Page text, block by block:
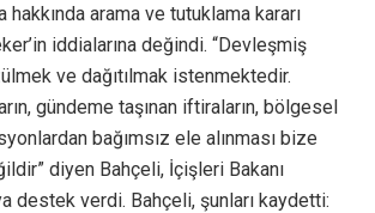
hakkında arama ve tutuklama kararı
iddialarına değindi. “Devleşmiş
ve dağıtılmak istenmektedir.
gündeme taşınan iftiraların, bölgesel
bağımsız ele alınması bize
diyen Bahçeli, İçişleri Bakanı
destek verdi. Bahçeli, şunları kaydetti: